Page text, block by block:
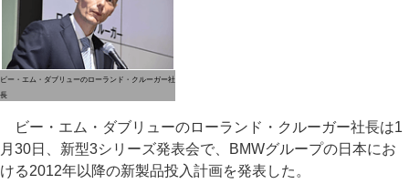
ビー・エム・ダブリューのローランド・クルーガー社
長
ビー・エム・ダブリューのローランド・クルーガー社長は1
月30日、新型3シリーズ発表会で、BMWグループの日本にお
ける2012年以降の新製品投入計画を発表した。